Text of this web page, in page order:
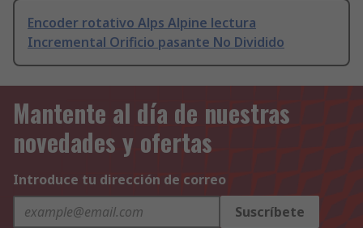
Encoder rotativo Alps Alpine lectura
Incremental Orificio pasante No Dividido
Mantente al día de nuestras
novedades y ofertas
Introduce tu dirección de correo
Suscríbete